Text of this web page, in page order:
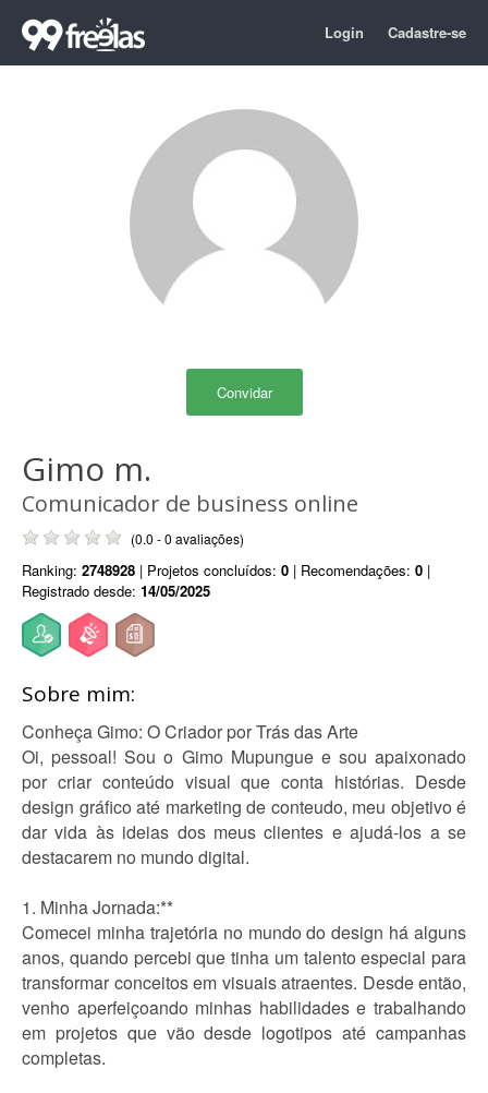
Login Cadastre-se
Convidar
Gimo m.
Comunicador de business online
(0.0 - 0 avaliações)
Ranking: 2748928 | Projetos concluídos: 0 | Recomendações: 0 |
Registrado desde: 14/05/2025
Sobre mim:
Conheça Gimo: O Criador por Trás das Arte
Oi, pessoal! Sou o Gimo Mupungue e sou apaixonado
por criar conteúdo visual que conta histórias. Desde
design gráfico até marketing de conteudo, meu objetivo é
dar vida às ideias dos meus clientes e ajudá-los a se
destacarem no mundo digital.
1. Minha Jornada:**
Comecei minha trajetória no mundo do design há alguns
anos, quando percebi que tinha um talento especial para
transformar conceitos em visuais atraentes. Desde então,
venho aperfeiçoando minhas habilidades e trabalhando
em projetos que vão desde logotipos até campanhas
completas.